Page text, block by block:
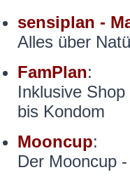
sensiplan -
Alles über
FamPlan:
Inklusive
bis Kondom
Mooncup:
Der Mooncup